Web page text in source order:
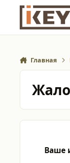
Перейти к
Главная
Ваше